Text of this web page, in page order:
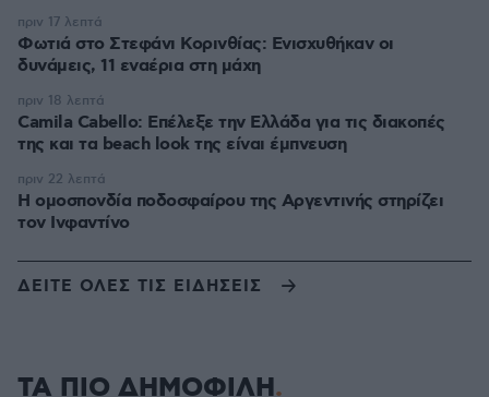
Φωτιά στο Στεφάνι Κορινθίας: Ενισχυθήκαν οι
δυνάμεις, 11 εναέρια στη μάχη
πριν 17 λεπτά
Camila Cabello: Επέλεξε την Ελλάδα για τις διακοπές
της και τα beach look της είναι έμπνευση
πριν 18 λεπτά
Η ομοσπονδία ποδοσφαίρου της Αργεντινής στηρίζει
τον Ινφαντίνο
πριν 22 λεπτά
ΔΕΙΤΕ ΟΛΕΣ ΤΙΣ ΕΙΔΗΣΕΙΣ
ΤΑ ΠΙΟ ΔΗΜΟΦΙΛΗ